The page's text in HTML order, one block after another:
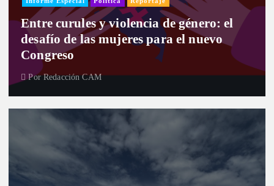
Entre curules y violencia de género: el
desafío de las mujeres para el nuevo
Congreso
PorRedacción CAM